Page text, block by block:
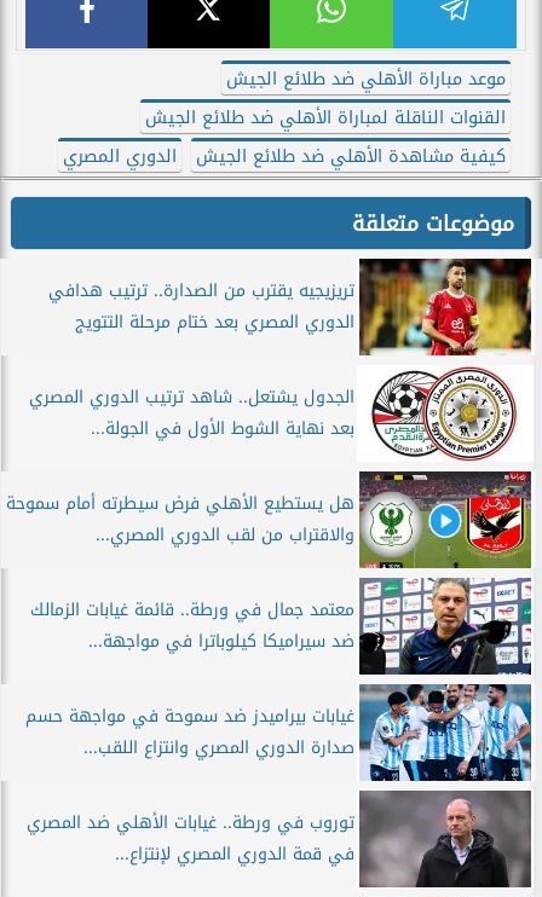
موعد مباراة الأهلي ضد طلائع الجيش
القنوات الناقلة لمباراة الأهلي ضد طلائع الجيش
كيفية مشاهدة الأهلي ضد طلائع الجيش
الدوري المصري
موضوعات متعلقة
تريزيجيه يقترب من الصدارة.. ترتيب هدافي
الدوري المصري بعد ختام مرحلة التتويج
الجدول يشتعل.. شاهد ترتيب الدوري المصري
بعد نهاية الشوط الأول في الجولة...
هل يستطيع الأهلي فرض سيطرته أمام سموحة
والاقتراب من لقب الدوري المصري...
معتمد جمال في ورطة.. قائمة غيابات الزمالك
ضد سيراميكا كيلوباترا في مواجهة...
غيابات بيراميدز ضد سموحة في مواجهة حسم
صدارة الدوري المصري وانتزاع اللقب...
توروب في ورطة.. غيابات الأهلي ضد المصري
في قمة الدوري المصري لإنتزاع...